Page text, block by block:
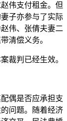
伟支付租金。但
子亦参与了实际
伟、张倩夫妻二
清偿义务。
裁判已经生效。
偶是否应承担支
问题。随着经济